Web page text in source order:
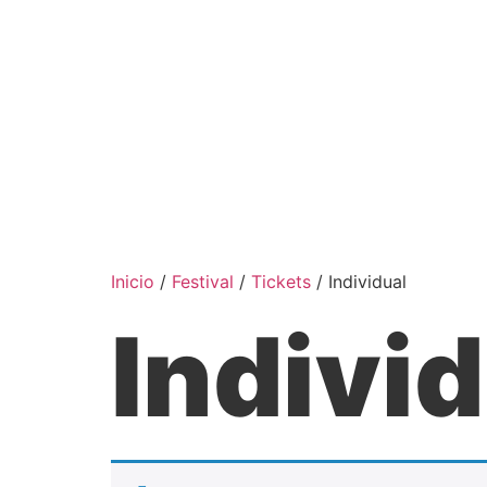
Inicio / Festival / Tickets / Individual